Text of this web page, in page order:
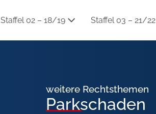
Staffel 02 – 18/19 Staffel 03 – 21/22
weitere Rechtsthemen
Parkschaden